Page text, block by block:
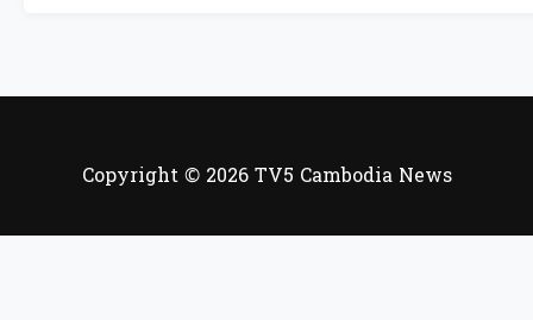
Copyright © 2026 TV5 Cambodia News